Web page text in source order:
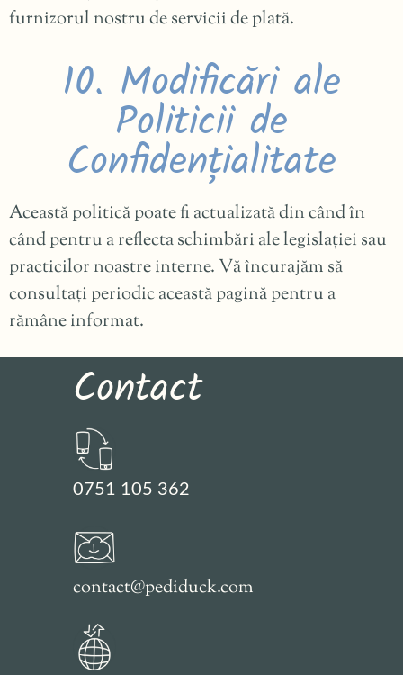
furnizorul nostru de servicii de plată.
10. Modificări ale
Politicii de
Confidențialitate
Această politică poate fi actualizată din când în
când pentru a reflecta schimbări ale legislației sau
practicilor noastre interne. Vă încurajăm să
consultați periodic această pagină pentru a
rămâne informat.
Contact
0751 105 362
contact@pediduck.com